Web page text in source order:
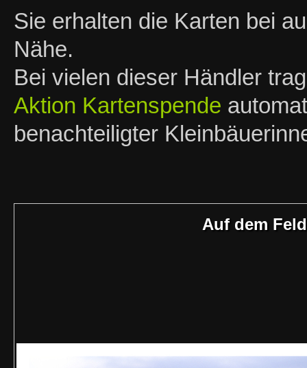
Sie erhalten die Karten bei
Nähe.
Bei vielen dieser Händler
Aktion Kartenspende
benachteiligter
Auf dem Feld